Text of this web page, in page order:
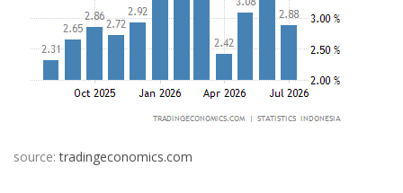
source:tradingeconomics.com